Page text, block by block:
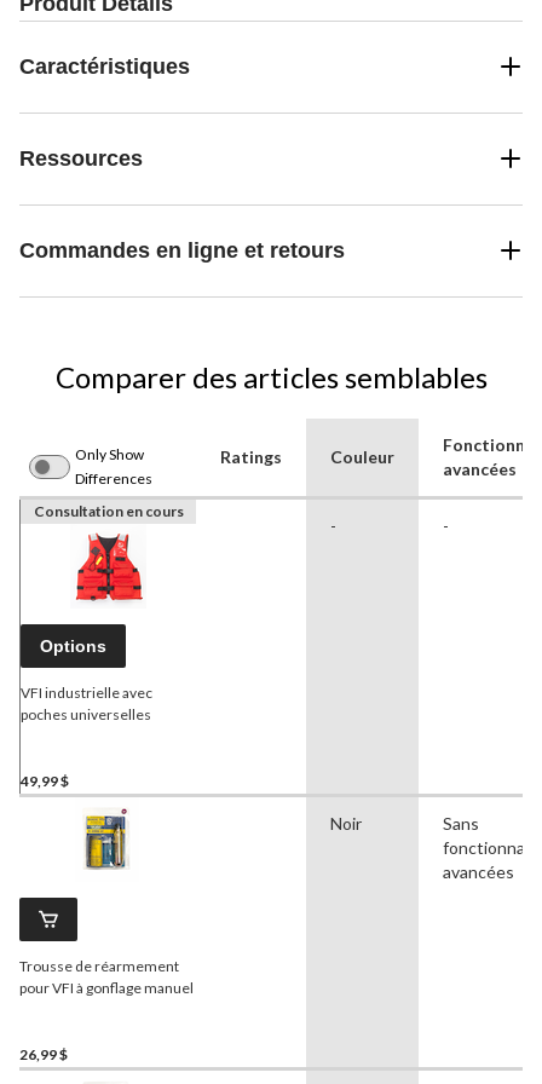
Caractéristiques
Ressources
Commandes en ligne et retours
Comparer des articles semblables
Only Show
Differences
Ratings Couleur
avancées
Consultation en cours
Options
VFI industrielle avec
poches universelles
49,99 $
- -
Trousse de réarmement
pour VFI à gonflage manuel
26,99 $
Noir
Sans
avancées